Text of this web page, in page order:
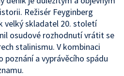
Režisér Feyginberg
velký skladatel 20. století
osudové rozhodnutí vrátit se
stalinismu. V kombinaci
poznání a vyprávěcího spádu